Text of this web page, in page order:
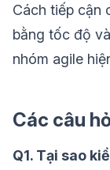
Cách tiếp cận
bằng tốc độ
nhóm agile
Các câu
Q1. Tại sao